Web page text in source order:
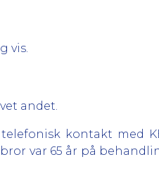
vis.
andet.
kontakt med
var 65 år på